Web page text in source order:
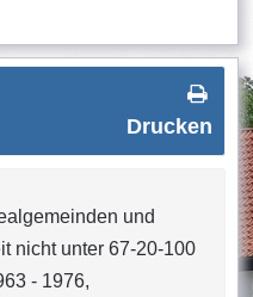
Drucken
und
nicht unter 67-20-100
- 1976,